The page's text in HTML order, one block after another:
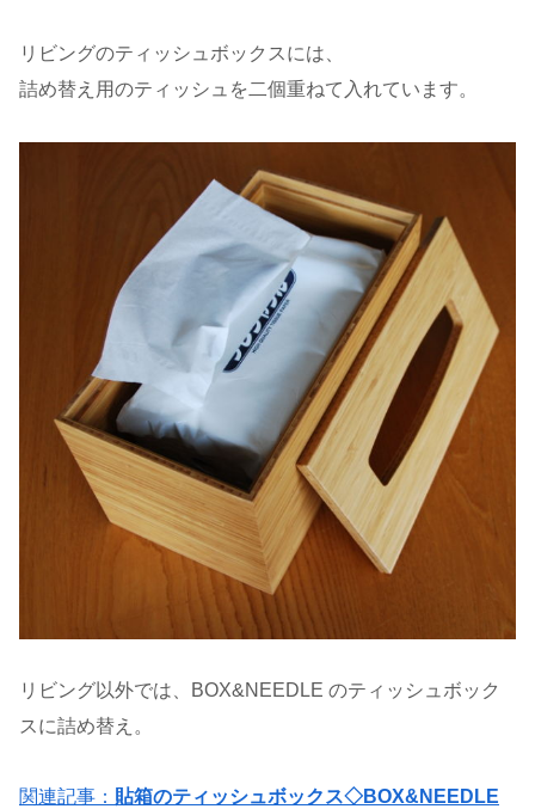
リビングのティッシュボックスには、
詰め替え用のティッシュを二個重ねて入れています。
リビング以外では、BOX&NEEDLE のティッシュボック
スに詰め替え。
関連記事： 貼箱のティッシュボックス◇BOX&NEEDLE